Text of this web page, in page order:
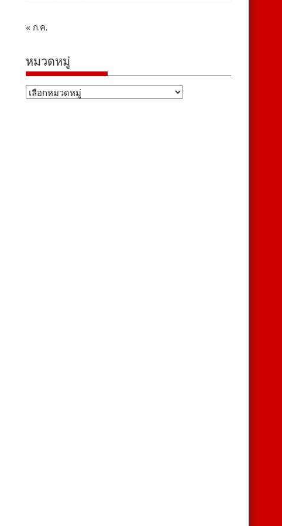
« ก.ค.
หมวดหมู่
หมวด